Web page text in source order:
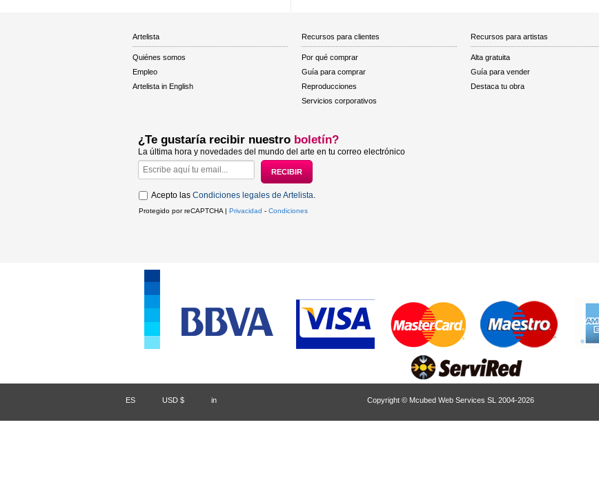
Artelista
Quiénes somos
Empleo
Artelista in English
Recursos para clientes
Por qué comprar
Guía para comprar
Reproducciones
Servicios corporativos
Recursos para artistas
Alta gratuita
Guía para vender
Destaca tu obra
¿Te gustaría recibir nuestro boletín?
La última hora y novedades del mundo del arte en tu correo electrónico
Acepto las Condiciones legales de Artelista.
Protegido por reCAPTCHA | Privacidad - Condiciones
ES USD $ in Copyright © Mcubed Web Services SL 2004-2026